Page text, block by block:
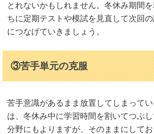
とれないかもしれません。冬休み期間
ちに定期テストや模試を見直して次回
につなげていきましょう。
③苦手単元の克服
苦手意識があるまま放置してしまって
は、冬休み中に学習時間を割いてつぶし
分野にもよりますが、そのままにして